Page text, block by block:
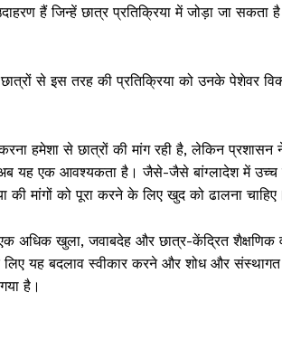
हैं जिन्हें छात्र प्रतिक्रिया में जोड़ा जा सकता
से इस तरह की प्रतिक्रिया को उनके पेशेवर
हमेशा से छात्रों की मांग रही है, लेकिन
यह एक आवश्यकता है। जैसे-जैसे बांग्लादेश में उच्च
की मांगों को पूरा करने के लिए खुद को ढालना चाहिए।
अधिक खुला, जवाबदेह और छात्र-केंद्रित शैक्षणिक
के लिए यह बदलाव स्वीकार करने और शोध और
है।